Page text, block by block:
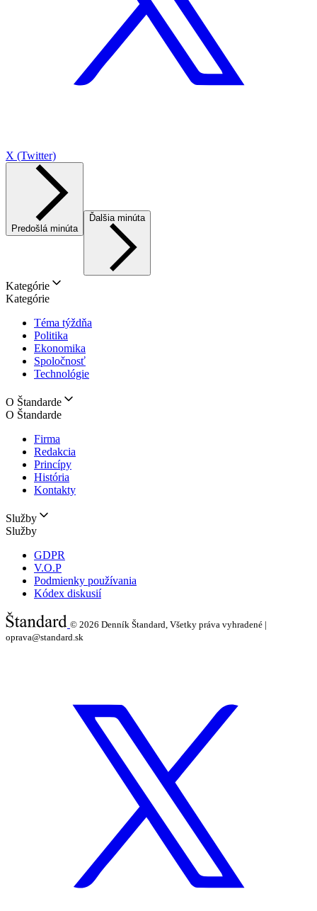
X (Twitter)
Predošlá minúta
Ďalšia minúta
Kategórie
Kategórie
Téma týždňa
Politika
Ekonomika
Spoločnosť
Technológie
O Štandarde
O Štandarde
Firma
Redakcia
Princípy
História
Kontakty
Služby
Služby
GDPR
V.O.P
Podmienky používania
Kódex diskusií
© 2026 Denník Štandard, Všetky práva vyhradené |
oprava@standard.sk